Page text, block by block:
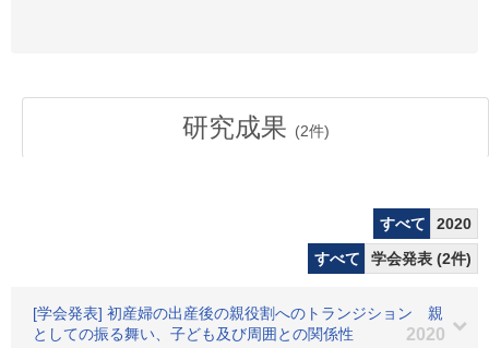
研究成果 (2件)
すべて
2020
すべて
学会発表 (2件)
[学会発表] 初産婦の出産後の親役割へのトランジション 親
としての振る舞い、子ども及び周囲との関係性
2020